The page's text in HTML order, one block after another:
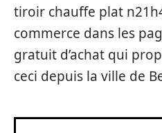
tiroir chauffe plat
commerce dans les
gratuit d’achat qui
ceci depuis la ville de